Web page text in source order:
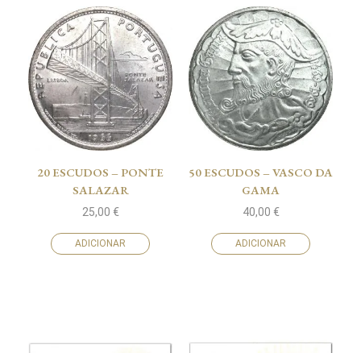
20 ESCUDOS – PONTE
SALAZAR
25,00 €
ADICIONAR
50 ESCUDOS – VASCO DA
GAMA
40,00 €
ADICIONAR